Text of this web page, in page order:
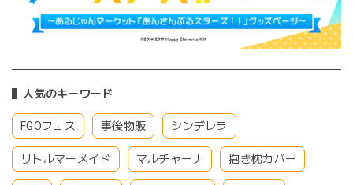
人気のキーワード
FGOフェス 事後物販 シンデレラ
リトルマーメイド マルチャーナ 抱き枕カバー